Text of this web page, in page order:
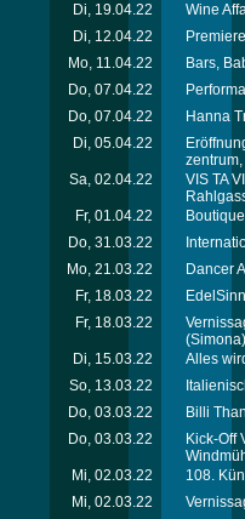
Di, 19.04.22
Wine
Di, 12.04.22
Mo, 11.04.22
Bars,
Do, 07.04.22
Do, 07.04.22
Hanna
Di, 05.04.22
Sa, 02.04.22
VIS TA
Fr, 01.04.22
Do, 31.03.22
Mo, 21.03.22
Dancer
Fr, 18.03.22
Fr, 18.03.22
(Simona)
Di, 15.03.22
Alles
So, 13.03.22
Do, 03.03.22
Billi
Do, 03.03.22
Kick-Off
Mi, 02.03.22
108.
Mi, 02.03.22